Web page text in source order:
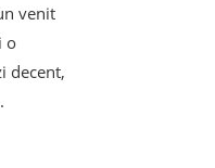
venit
o
decent,